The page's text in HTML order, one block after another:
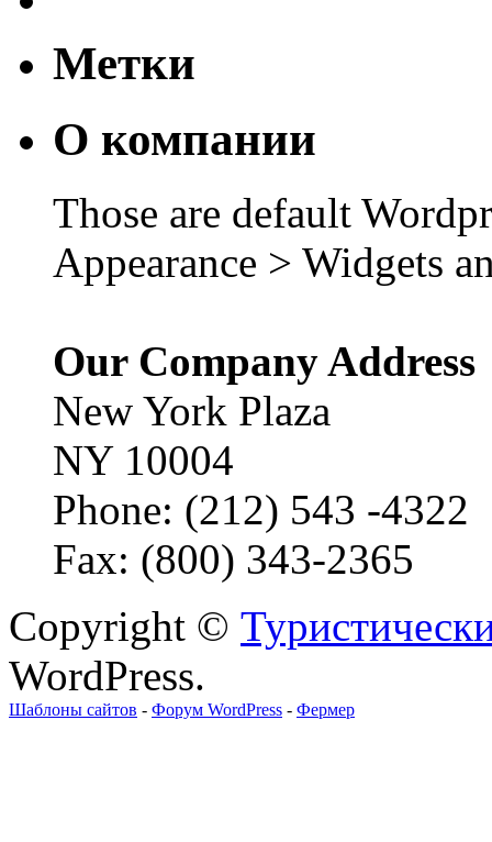
Метки
О компании
Those are default
Appearance > Widgets
Our Company Address
New York Plaza
NY 10004
Phone: (212) 543 -4322
Fax: (800) 343-2365
Copyright ©
WordPress.
Шаблоны сайтов - Форум WordPress - Фермер